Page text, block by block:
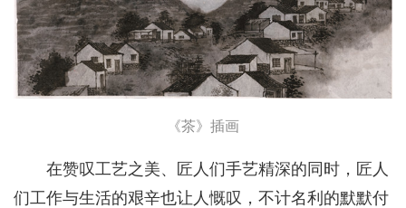
《茶》插画
在赞叹工艺之美、匠人们手艺精深的同时，匠人
们工作与生活的艰辛也让人慨叹，不计名利的默默付